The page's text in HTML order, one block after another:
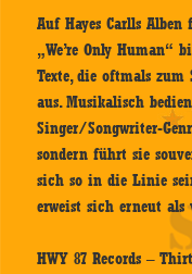
Auf Hayes Carlls
„We’re Only Human“
Texte, die oftmals
aus. Musikalisch
Singer/Songwriter-
sondern führt sie
sich so in die Linie
erweist sich erneut als
HWY 87 Records –